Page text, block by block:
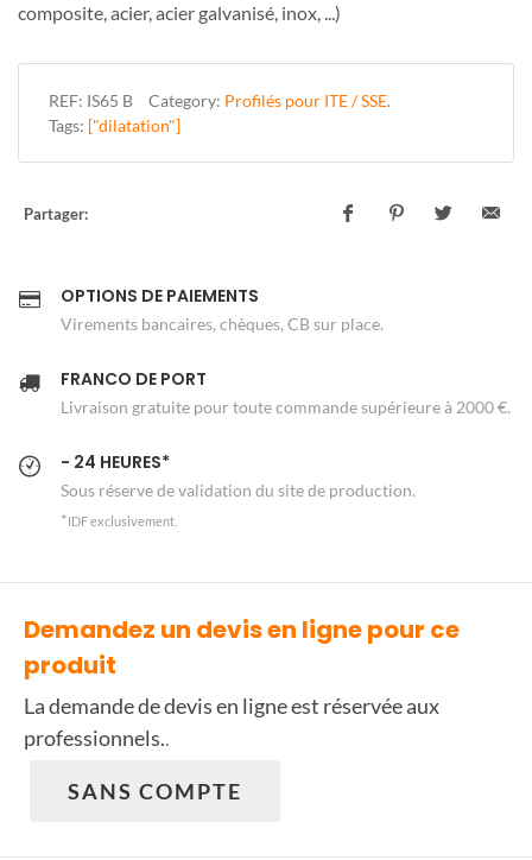
composite, acier, acier galvanisé, inox, ...)
REF: IS65 B Category: Profilés pour ITE / SSE.
Tags: ["dilatation"]
Partager:
OPTIONS DE PAIEMENTS
Virements bancaires, chèques, CB sur place.
FRANCO DE PORT
Livraison gratuite pour toute commande supérieure à 2000 €.
- 24 HEURES*
Sous réserve de validation du site de production.
*IDF exclusivement.
Demandez un devis en ligne pour ce
produit
La demande de devis en ligne est réservée aux
professionnels..
SANS COMPTE